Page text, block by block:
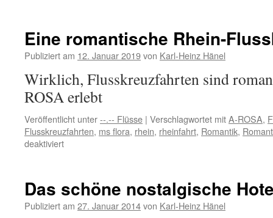
Eine romantische Rhein-
Publiziert am 12. Januar 2019von Karl-Heinz Hänel
Wirklich, Flusskreuzfahrten sind
ROSA erlebt
Veröffentlicht unter--.-- Flüsse | Verschlagwortet mitA-ROSA,
Flusskreuzfahrten, ms flora, rhein, rheinfahrt, Romantik,
deaktiviertfür
Flusskreuzfahrt
Das schöne nostalgische
Publiziert am 27. Januar 2014von Karl-Heinz Hänel